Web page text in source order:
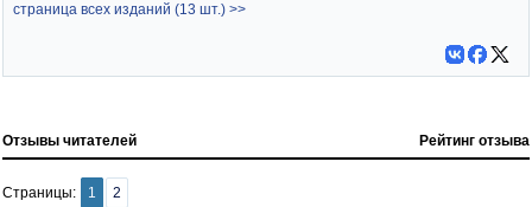
страница всех изданий (13 шт.) >>
Отзывы читателей Рейтинг отзыва
Страницы: 1 2